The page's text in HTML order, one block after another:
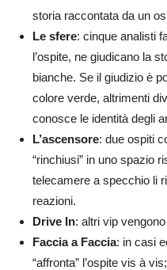
storia raccontata da un
Le sfere: cinque analisti
l’ospite, ne giudicano la
bianche. Se il giudizio è
colore verde, altrimenti
conosce le identità degli
L’ascensore: due ospiti
“rinchiusi” in uno spazio
telecamere a specchio li
reazioni.
Drive In: altri vip
Faccia a Faccia: in casi
“affronta” l’ospite vis à vis;